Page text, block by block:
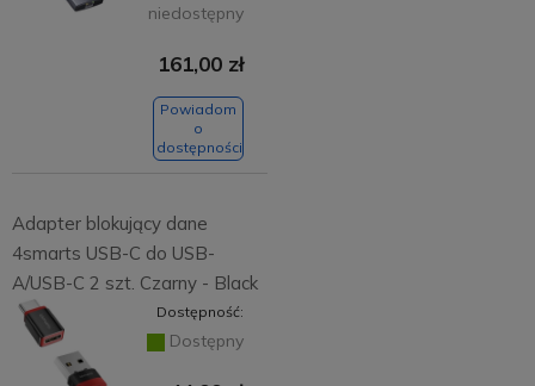
niedostępny
161,00 zł
Powiadom
o
dostępności
Adapter blokujący dane
4smarts USB-C do USB-
A/USB-C 2 szt. Czarny - Black
Dostępność:
Dostępny